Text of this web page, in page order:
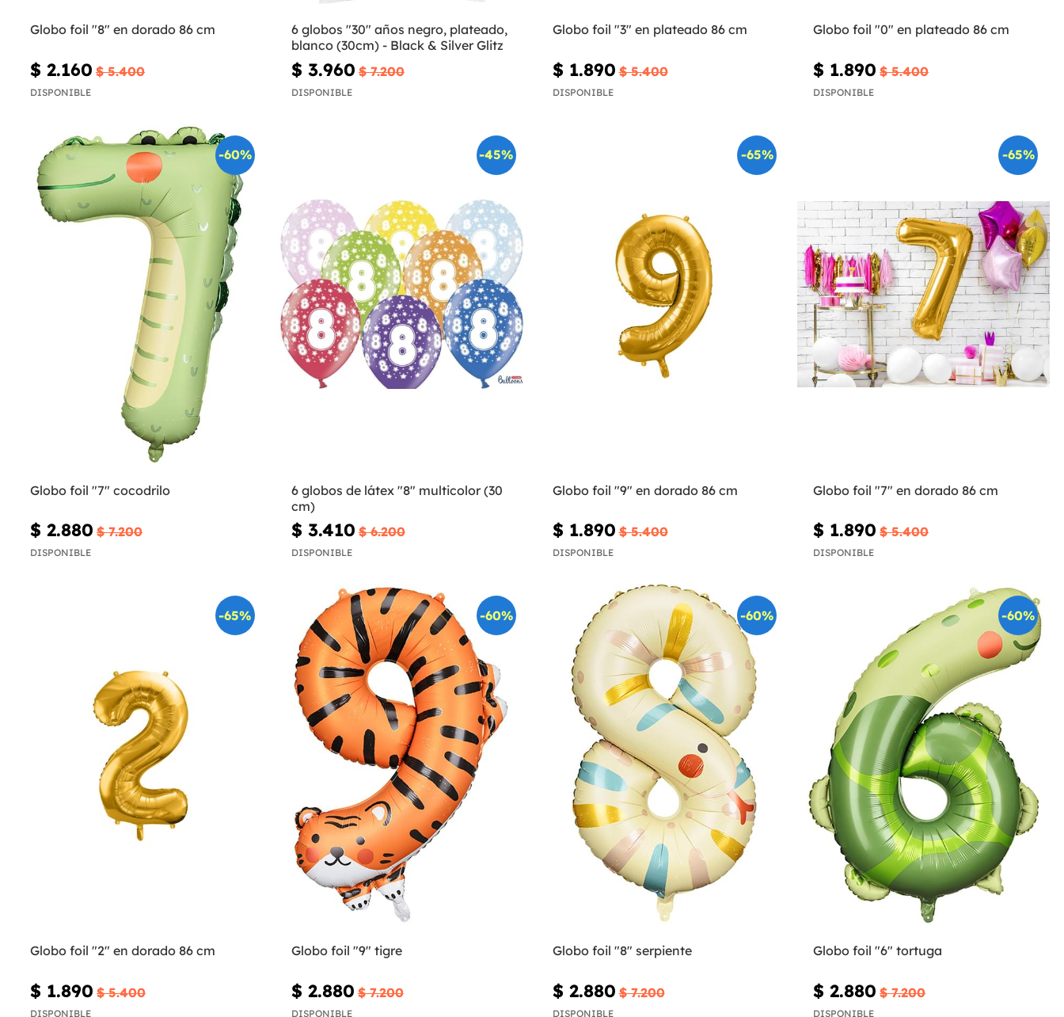
Globo foil "8" en dorado 86 cm
$ 2.160 $ 5.400
DISPONIBLE
6 globos "30" años negro, plateado,
blanco (30cm) - Black & Silver Glitz
$ 3.960 $ 7.200
DISPONIBLE
Globo foil "3" en plateado 86 cm
$ 1.890 $ 5.400
DISPONIBLE
Globo foil "0" en plateado 86 cm
$ 1.890 $ 5.400
DISPONIBLE
-60%
Globo foil "7" cocodrilo
$ 2.880 $ 7.200
DISPONIBLE
-45%
6 globos de látex "8" multicolor (30
cm)
$ 3.410 $ 6.200
DISPONIBLE
-65%
Globo foil "9" en dorado 86 cm
$ 1.890 $ 5.400
DISPONIBLE
-65%
Globo foil "7" en dorado 86 cm
$ 1.890 $ 5.400
DISPONIBLE
-65%
Globo foil "2" en dorado 86 cm
$ 1.890 $ 5.400
DISPONIBLE
-60%
Globo foil "9" tigre
$ 2.880 $ 7.200
DISPONIBLE
-60%
Globo foil "8" serpiente
$ 2.880 $ 7.200
DISPONIBLE
-60%
Globo foil "6" tortuga
$ 2.880 $ 7.200
DISPONIBLE